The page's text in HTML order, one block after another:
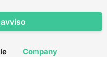
Company